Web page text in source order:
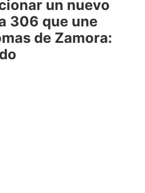
un nuevo
306 que une
de Zamora: